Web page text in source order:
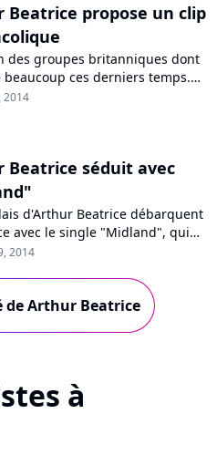
Beatrice propose un clip
des groupes britanniques dont
ces derniers temps.
dévoile cette semaine le
2014
Beatrice séduit avec
d'Arthur Beatrice débarquent
avec le single "Midland", qui
la sortie le 24 février de leur
2014
Arthur Beatrice
à